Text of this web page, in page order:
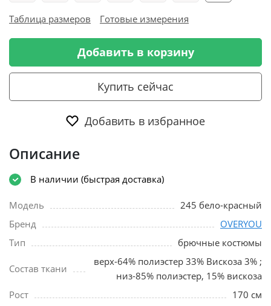
Таблица размеров Готовые измерения
Добавить в корзину
Купить сейчас
Добавить в избранное
Описание
В наличии (быстрая доставка)
Модель
245 бело-красный
Бренд
OVERYOU
Тип
брючные костюмы
Состав ткани
верх-64% полиэстер 33% Вискоза 3% ;
низ-85% полиэстер, 15% вискоза
Рост
170 см